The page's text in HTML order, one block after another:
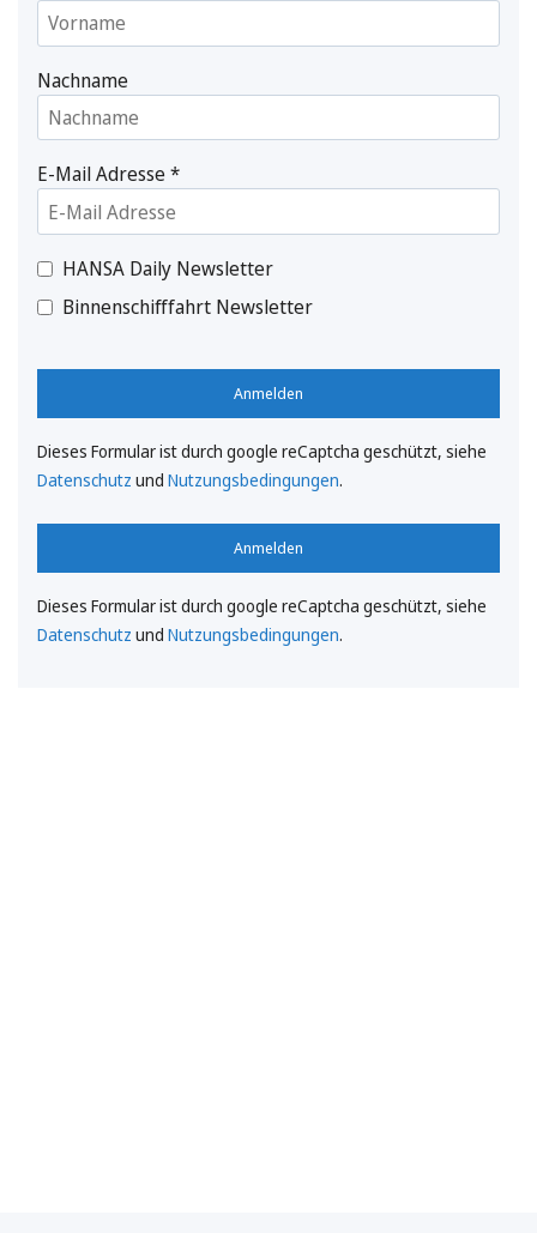
Nachname
E-Mail Adresse*
HANSA Daily Newsletter
Binnenschifffahrt Newsletter
Anmelden
Dieses Formular ist durch google reCaptcha geschützt, siehe
Datenschutz und Nutzungsbedingungen.
Anmelden
Dieses Formular ist durch google reCaptcha geschützt, siehe
Datenschutz und Nutzungsbedingungen.